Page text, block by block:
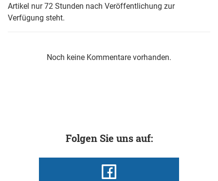
Artikel nur 72 Stunden nach Veröffentlichung zur
Verfügung steht.
Noch keine Kommentare vorhanden.
Folgen Sie uns auf: